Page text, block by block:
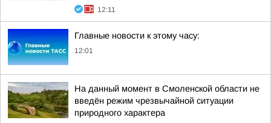
12:11
Главные новости к этому часу:
12:01
На данный момент в Смоленской области не
введён режим чрезвычайной ситуации
природного характера